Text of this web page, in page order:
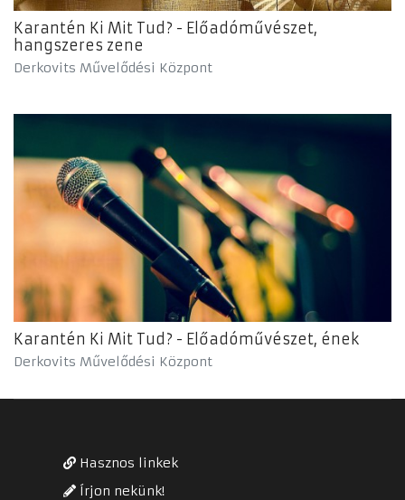
Karantén Ki Mit Tud? - Előadóművészet,
hangszeres zene
Derkovits Művelődési Központ
Karantén Ki Mit Tud? - Előadóművészet, ének
Derkovits Művelődési Központ
Hasznos linkek
Írjon nekünk!